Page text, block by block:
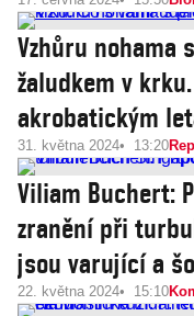
Vzhůru nohama
žaludkem v
akrobatickým
31. května 2024 13:20
Viliam Buchert:
zranění při
jsou varující a
22. května 2024 15:10